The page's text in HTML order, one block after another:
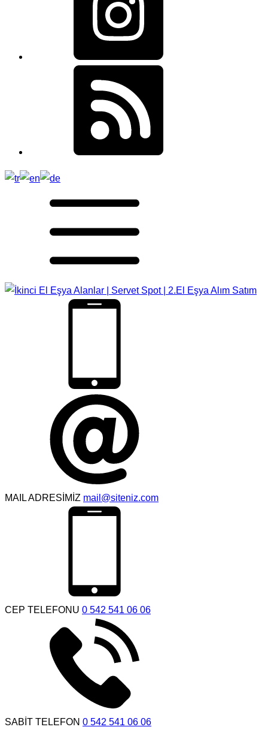
MAIL ADRESİMİZ mail@siteniz.com
CEP TELEFONU 0 542 541 06 06
SABİT TELEFON 0 542 541 06 06